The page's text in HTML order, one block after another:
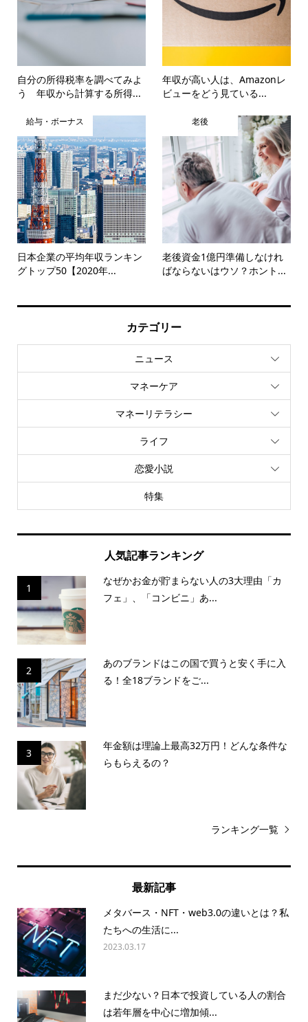
自分の所得税率を調べてみよ
う 年収から計算する所得...
年収が高い人は、Amazonレ
ビューをどう見ている...
給与・ボーナス
日本企業の平均年収ランキン
グトップ50【2020年...
老後
老後資金1億円準備しなけれ
ばならないはウソ？ホント...
カテゴリー
ニュース
マネーケア
マネーリテラシー
ライフ
恋愛小説
特集
人気記事ランキング
1
なぜかお金が貯まらない人の3大理由「カ
フェ」、「コンビニ」あ...
2
あのブランドはこの国で買うと安く手に入
る！全18ブランドをご...
3
年金額は理論上最高32万円！どんな条件な
らもらえるの？
ランキング一覧
最新記事
メタバース・NFT・web3.0の違いとは？私
たちへの生活に...
2023.03.17
まだ少ない？日本で投資している人の割合
は若年層を中心に増加傾...